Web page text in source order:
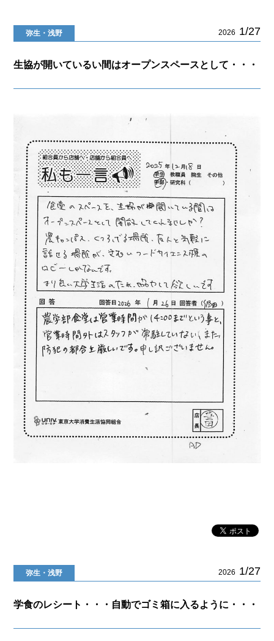
弥生・浅野 2026 1/27
生協が開いているい間はオープンスペースとして・・・
弥生・浅野 2026 1/27
学食のレシート・・・自動でゴミ箱に入るように・・・